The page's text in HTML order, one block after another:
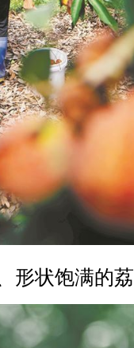
形状饱满的